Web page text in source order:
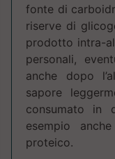
fonte di
riserve di
prodotto intra-
personali,
anche dopo
sapore
consumato in
esempio
proteico.